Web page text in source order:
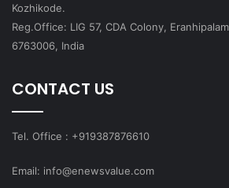
Kozhikode.
Reg.Office: LIG 57, CDA Colony,
6763006, India
CONTACT US
Tel. Office : +919387876610
Email: info@enewsvalue.com